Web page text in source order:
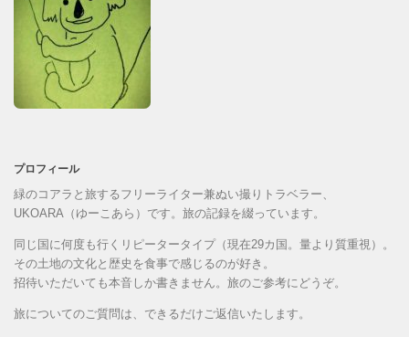
プロフィール
緑のコアラと旅するフリーライター兼ぬい撮りトラベラー、
UKOARA（ゆーこあら）です。旅の記録を綴っています。
同じ国に何度も行くリピータータイプ（現在29カ国。量より質重視）。
その土地の文化と歴史を食事で感じるのが好き。
招待いただいても本音しか書きません。旅のご参考にどうぞ。
旅についてのご質問は、できるだけご返信いたします。